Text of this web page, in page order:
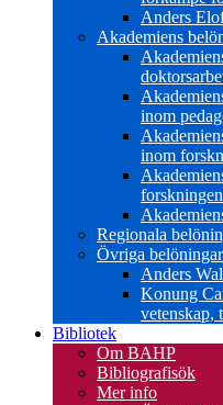
Anders
Akademiens
inom
inom
Regionala
Övriga belöningar
Anders
Konung
vetenskap,
Bibliotek
Om BAHP
Bibliografisök
Mer info